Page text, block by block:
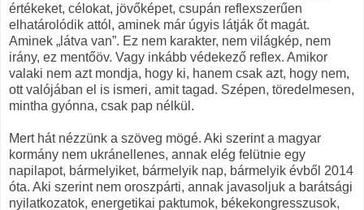
értékeket, célokat, jövőképet, csupán reflexszerűen
elhatárolódik attól, aminek már úgyis látják őt magát.
Aminek „látva van”. Ez nem karakter, nem világkép, nem
irány, ez mentőöv. Vagy inkább védekező reflex. Amikor
valaki nem azt mondja, hogy ki, hanem csak azt, hogy nem,
ott valójában el is ismeri, amit tagad. Szépen, töredelmesen,
mintha gyónna, csak pap nélkül.
Mert hát nézzünk a szöveg mögé. Aki szerint a magyar
kormány nem ukránellenes, annak elég felütnie egy
napilapot, bármelyiket, bármelyik nap, bármelyik évből 2014
óta. Aki szerint nem oroszpárti, annak javasoljuk a barátsági
nyilatkozatok, energetikai paktumok, békekongresszusok,